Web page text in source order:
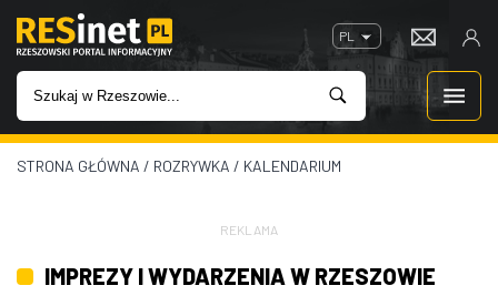
PL
WIADOMOŚCI
IMPREZY
STRONA GŁÓWNA / ROZRYWKA / KALENDARIUM
REKLAMA
IMPREZY I WYDARZENIA W RZESZOWIE